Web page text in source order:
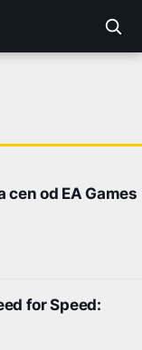
od EA Games
for Speed: